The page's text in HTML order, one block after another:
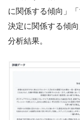
に関係する傾向」
決定に関係する傾
分析結果。